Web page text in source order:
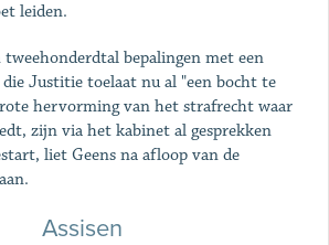
leiden.
bepalingen met een
Justitie toelaat nu al "een bocht te
hervorming van het strafrecht waar
zijn via het kabinet al gesprekken
liet Geens na afloop van de
Assisen